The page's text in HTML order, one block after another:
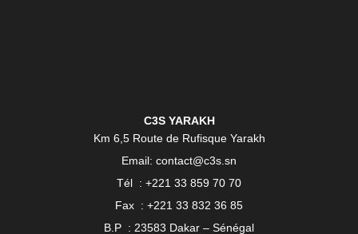
C3S YARAKH
Km 6,5 Route de Rufisque Yarakh
Email: contact@c3s.sn
Tél : +221 33 859 70 70
Fax : +221 33 832 36 85
B.P : 23583 Dakar – Sénégal